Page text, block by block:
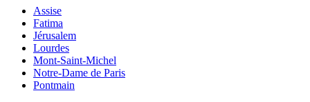
Assise
Fatima
Jérusalem
Lourdes
Mont-Saint-Michel
Notre-Dame de Paris
Pontmain